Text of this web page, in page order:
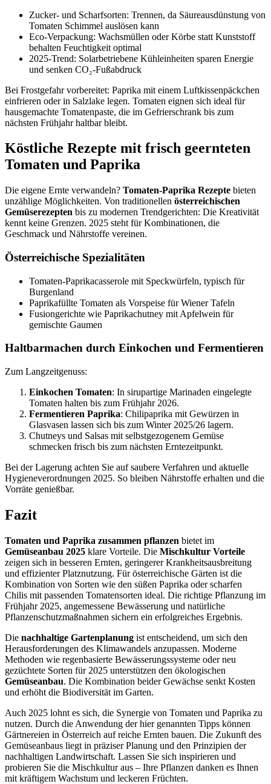
Zucker- und Scharfsorten: Trennen, da Säureausdünstung von
Tomaten Schimmel auslösen kann
Eco-Verpackung: Wachsmüllen oder Körbe statt Kunststoff
behalten Feuchtigkeit optimal
2025-Trend: Solarbetriebene Kühleinheiten sparen Energie
und senken CO₂-Fußabdruck
Bei Frostgefahr vorbereitet: Paprika mit einem Luftkissenpäckchen
einfrieren oder in Salzlake legen. Tomaten eignen sich ideal für
hausgemachte Tomatenpaste, die im Gefrierschrank bis zum
nächsten Frühjahr haltbar bleibt.
Köstliche Rezepte mit frisch geernteten
Tomaten und Paprika
Die eigene Ernte verwandeln? Tomaten-Paprika Rezepte bieten
unzählige Möglichkeiten. Von traditionellen österreichischen
Gemüserezepten bis zu modernen Trendgerichten: Die Kreativität
kennt keine Grenzen. 2025 steht für Kombinationen, die
Geschmack und Nährstoffe vereinen.
Österreichische Spezialitäten
Tomaten-Paprikacasserole mit Speckwürfeln, typisch für
Burgenland
Paprikafüllte Tomaten als Vorspeise für Wiener Tafeln
Fusiongerichte wie Paprikachutney mit Apfelwein für
gemischte Gaumen
Haltbarmachen durch Einkochen und Fermentieren
Zum Langzeitgenuss:
Einkochen Tomaten: In sirupartige Marinaden eingelegte
Tomaten halten bis zum Frühjahr 2026.
Fermentieren Paprika: Chilipaprika mit Gewürzen in
Glasvasen lassen sich bis zum Winter 2025/26 lagern.
Chutneys und Salsas mit selbstgezogenem Gemüse
schmecken frisch bis zum nächsten Erntezeitpunkt.
Bei der Lagerung achten Sie auf saubere Verfahren und aktuelle
Hygieneverordnungen 2025. So bleiben Nährstoffe erhalten und die
Vorräte genießbar.
Fazit
Tomaten und Paprika zusammen pflanzen bietet im
Gemüseanbau 2025 klare Vorteile. Die Mischkultur Vorteile
zeigen sich in besseren Ernten, geringerer Krankheitsausbreitung
und effizienter Platznutzung. Für österreichische Gärten ist die
Kombination von Sorten wie den süßen Paprika oder scharfen
Chilis mit passenden Tomatensorten ideal. Die richtige Pflanzung im
Frühjahr 2025, angemessene Bewässerung und natürliche
Pflanzenschutzmaßnahmen sichern ein erfolgreiches Ergebnis.
Die nachhaltige Gartenplanung ist entscheidend, um sich den
Herausforderungen des Klimawandels anzupassen. Moderne
Methoden wie regenbasierte Bewässerungssysteme oder neu
gezüchtete Sorten für 2025 unterstützen den ökologischen
Gemüseanbau. Die Kombination beider Gewächse senkt Kosten
und erhöht die Biodiversität im Garten.
Auch 2025 lohnt es sich, die Synergie von Tomaten und Paprika zu
nutzen. Durch die Anwendung der hier genannten Tipps können
Gärtnereien in Österreich auf reiche Ernten bauen. Die Zukunft des
Gemüseanbaus liegt in präziser Planung und den Prinzipien der
nachhaltigen Landwirtschaft. Lassen Sie sich inspirieren und
probieren Sie die Mischkultur aus – Ihre Pflanzen danken es Ihnen
mit kräftigem Wachstum und leckeren Früchten.